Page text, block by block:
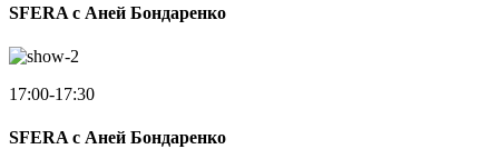
SFERA с Аней Бондаренко
17:00-17:30
SFERA с Аней Бондаренко